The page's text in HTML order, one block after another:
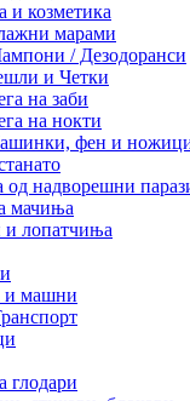
и козметика
марами
/ Дезодоранси
и Четки
на заби
на нокти
фен и
од надворешни
мачиња
и лопатчиња
и машни
глодари